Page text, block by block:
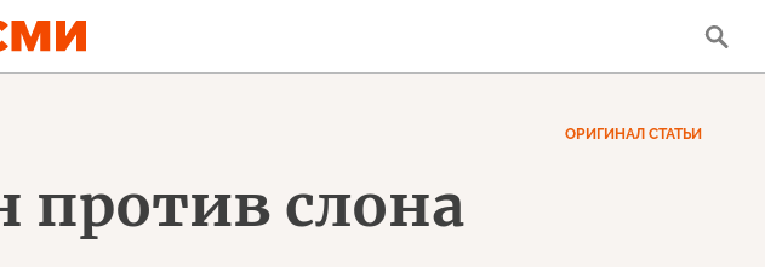
ОРИГИНАЛ СТАТЬИ
против слона